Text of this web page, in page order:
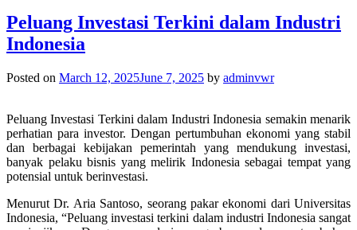
Peluang Investasi Terkini dalam Industri
Indonesia
Posted on March 12, 2025June 7, 2025 by adminvwr
Peluang Investasi Terkini dalam Industri Indonesia semakin menarik
perhatian para investor. Dengan pertumbuhan ekonomi yang stabil
dan berbagai kebijakan pemerintah yang mendukung investasi,
banyak pelaku bisnis yang melirik Indonesia sebagai tempat yang
potensial untuk berinvestasi.
Menurut Dr. Aria Santoso, seorang pakar ekonomi dari Universitas
Indonesia, “Peluang investasi terkini dalam industri Indonesia sangat